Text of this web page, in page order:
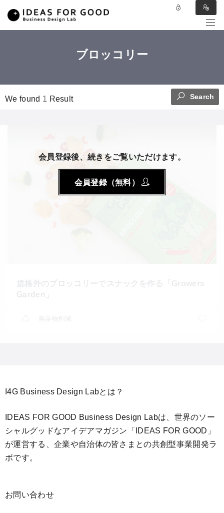
ブロッコリー
We found 1 Result Search
会員登録後、続きをご覧いただけます。
会員登録（無料）
I4G Business Design Labとは？
IDEAS FOR GOOD Business Design Labは、世界のソー
シャルグッドなアイデアマガジン「IDEAS FOR GOOD」
が運営する、企業や自治体の皆さまとの共創型事業開発ラ
ボです。
お問い合わせ